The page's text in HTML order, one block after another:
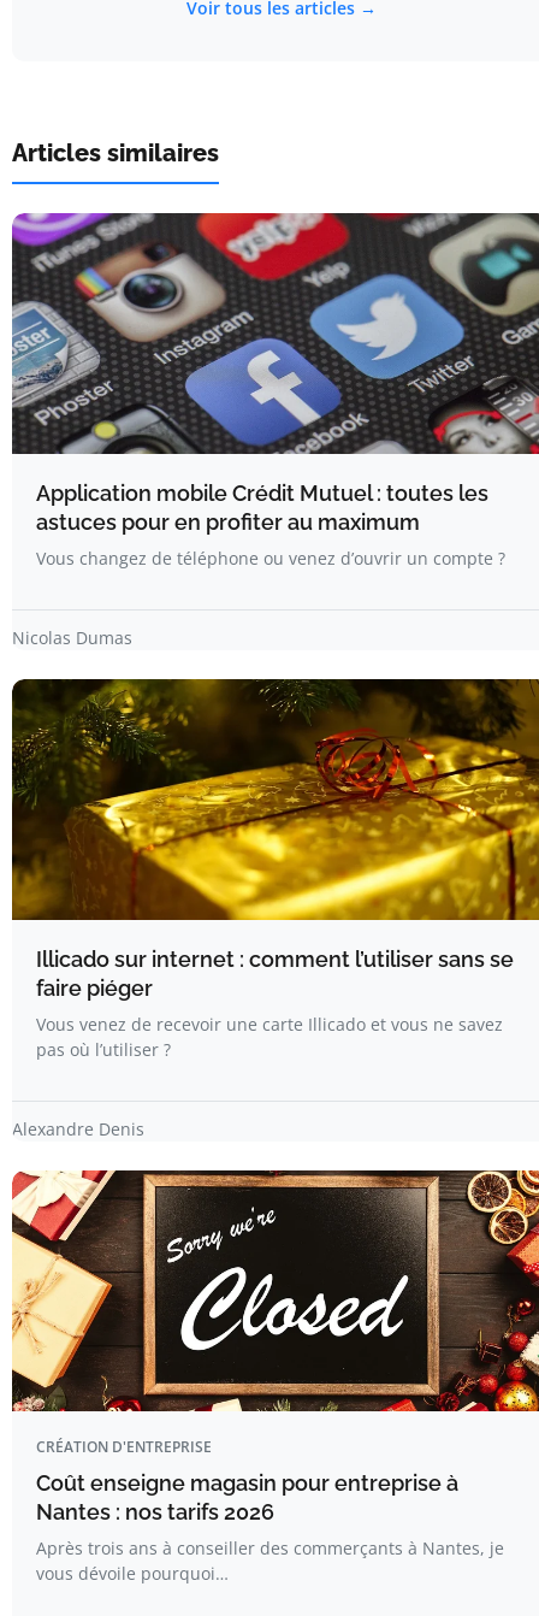
Voir tous les articles →
Articles similaires
Application mobile Crédit Mutuel : toutes les
astuces pour en profiter au maximum
Vous changez de téléphone ou venez d’ouvrir un compte ?
Nicolas Dumas
Illicado sur internet : comment l’utiliser sans se
faire piéger
Vous venez de recevoir une carte Illicado et vous ne savez
pas où l’utiliser ?
Alexandre Denis
CRÉATION D'ENTREPRISE
Coût enseigne magasin pour entreprise à
Nantes : nos tarifs 2026
Après trois ans à conseiller des commerçants à Nantes, je
vous dévoile pourquoi…